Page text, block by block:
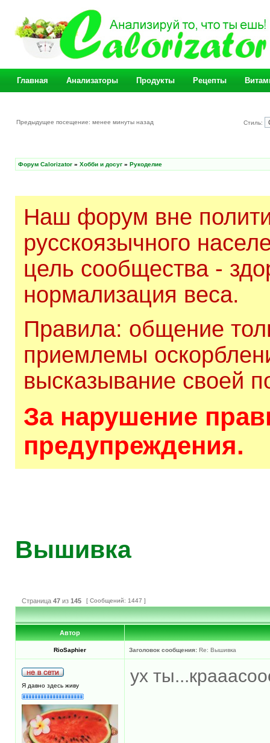
Главная Анализаторы Продукты Рецепты
Предыдущее посещение: менее минуты назад Стиль:
Форум Calorizator » Хобби и досуг » Рукоделие
Наш форум вне
русскоязычного
цель сообщества -
нормализация веса.
Правила: общение
приемлемы
высказывание своей
За нарушение
предупреждения.
Вышивка
Страница 47 из 145 [ Сообщений: 1447 ]
Автор
RioSaphier Заголовок сообщения: Re: Вышивка
Я давно здесь живу ух